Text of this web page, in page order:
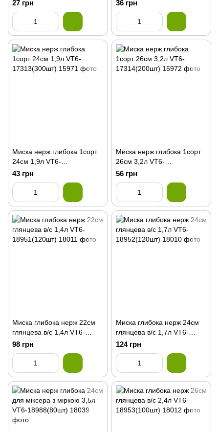
27 грн 36 грн
Миска нерж.глибока 1сорт
24см 1,9л VT6-
17313(300шт)
43 грн
Миска нерж.глибока 1сорт
26см 3,2л VT6-
17314(200шт)
56 грн
Миска глибока нерж 22см
глянцева в/с 1,4л VT6-
18951(120шт)
98 грн
Миска глибока нерж 24см
глянцева в/с 1,7л VT6-
18952(120шт)
124 грн